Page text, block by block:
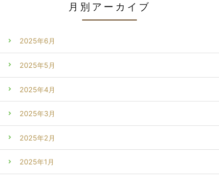
月別アーカイブ
2025年6月
2025年5月
2025年4月
2025年3月
2025年2月
2025年1月